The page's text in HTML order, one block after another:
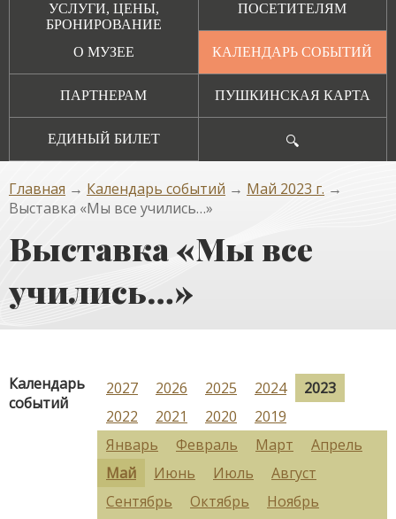
УСЛУГИ, ЦЕНЫ,
БРОНИРОВАНИЕ
ПОСЕТИТЕЛЯМ
О МУЗЕЕ КАЛЕНДАРЬ СОБЫТИЙ
ПАРТНЕРАМ ПУШКИНСКАЯ КАРТА
ЕДИНЫЙ БИЛЕТ 🔍
Главная → Календарь событий → Май 2023 г. →
Выставка «Мы все учились…»
Выставка «Мы все
учились…»
Календарь
событий
2027 2026 2025 2024
2023
2022
2021 2020
2019
Январь
Февраль Март
Апрель
Май
Июнь Июль
Август
Сентябрь
Октябрь
Ноябрь